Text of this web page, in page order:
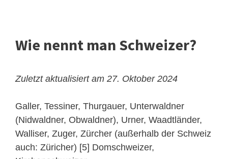
Wie nennt man Schweizer?
Zuletzt aktualisiert am 27. Oktober 2024
Galler, Tessiner, Thurgauer, Unterwaldner
(Nidwaldner, Obwaldner), Urner, Waadtländer,
Walliser, Zuger, Zürcher (außerhalb der Schweiz
auch: Züricher) [5] Domschweizer,